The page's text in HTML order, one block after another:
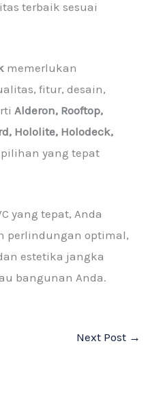
terbaik sesuai
memerlukan
fitur, desain,
Alderon, Rooftop,
Hololite, Holodeck,
yang tepat
yang tepat, Anda
perlindungan optimal,
estetika jangka
bangunan Anda.
Next Post →